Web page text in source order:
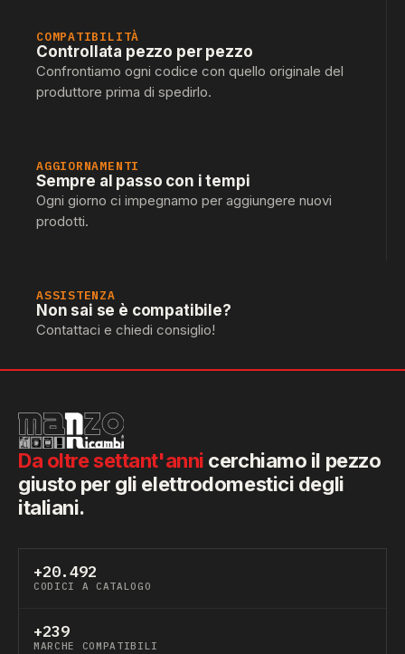
COMPATIBILITÀ
Controllata pezzo per pezzo
Confrontiamo ogni codice con quello originale del
produttore prima di spedirlo.
AGGIORNAMENTI
Sempre al passo con i tempi
Ogni giorno ci impegnamo per aggiungere nuovi
prodotti.
ASSISTENZA
Non sai se è compatibile?
Contattaci e chiedi consiglio!
Da oltre settant'anni cerchiamo il pezzo
giusto per gli elettrodomestici degli
italiani.
+20.492
CODICI A CATALOGO
+239
MARCHE COMPATIBILI